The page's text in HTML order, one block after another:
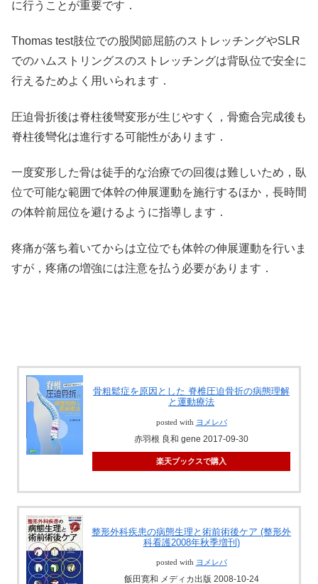
に行うことが重要です．
Thomas test肢位での股関節屈筋のストレッチングやSLR
でのハムストリングスのストレッチングは背臥位で安全に
行えるためよく用いられます．
圧迫骨折後は脊柱後彎変形が生じやすく，骨癒合完成後も
脊柱後彎化は進行する可能性があります．
一度変形した骨は徒手的な治療での回復は難しいため，臥
位で可能な範囲で体幹の伸展運動を施行するほか，長時間
の体幹前屈位を避けるように指導します．
疼痛が落ち着いてからは立位でも体幹の伸展運動を行いま
すが，疼痛の増強には注意を払う必要があります．
骨粗鬆症を原因とした 脊椎圧迫骨折の病態理解
と運動療法
posted with ヨメレバ
赤羽根 良和 gene 2017-09-30
楽天ブックスで購入
整形外科疾患の病態生理と術前術後ケア (整形外
科看護2008年秋季増刊)
posted with ヨメレバ
飯田寛和 メディカ出版 2008-10-24